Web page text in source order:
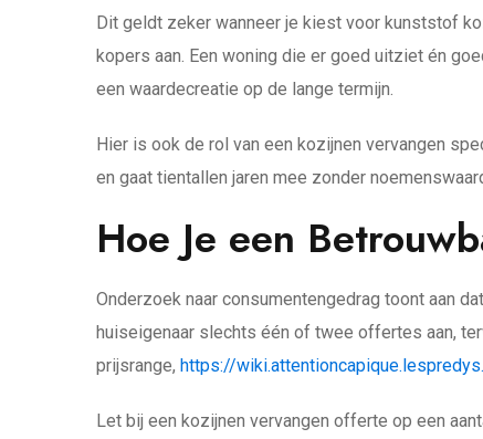
Dit geldt zeker wanneer je kiest voor kunststof
kopers aan. Een woning die er goed uitziet én
een waardecreatie op de lange termijn.
Hier is ook de rol van een kozijnen vervangen
en gaat tientallen jaren mee zonder
Hoe Je een
Onderzoek naar consumentengedrag toont aan
huiseigenaar slechts één of twee offertes aan,
prijsrange, https://
Let bij een kozijnen vervangen offerte op een